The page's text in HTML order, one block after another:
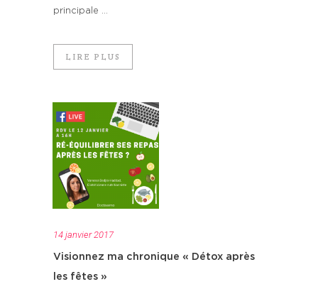
principale ...
LIRE PLUS
14 janvier 2017
Visionnez ma chronique « Détox après
les fêtes »